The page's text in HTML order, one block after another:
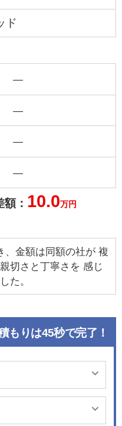
ド
―
―
―
―
： 10.0万円
、金額は同額の社が 複
切さと丁寧さを 感じ
た。
もりは45秒で完了！